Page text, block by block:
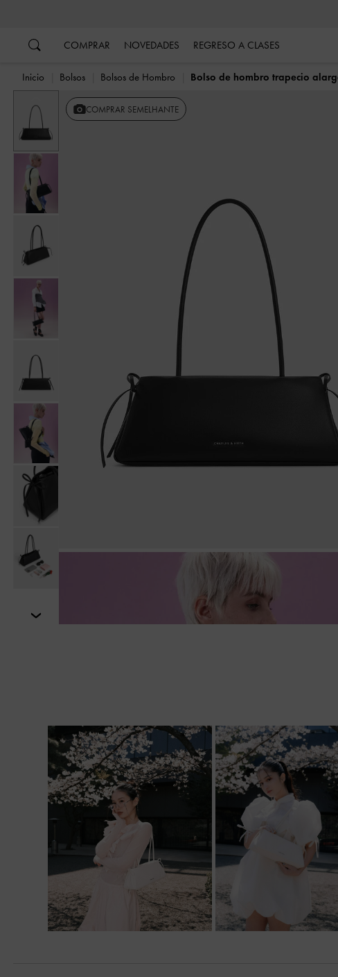
COMPRAR NOVEDADES REGRESO A CLASES
Inicio Bolsos Bolsos de Hombro Bolso de hombro trapecio
Anterior
Siguiente
COMPRAR SEMELHANTE